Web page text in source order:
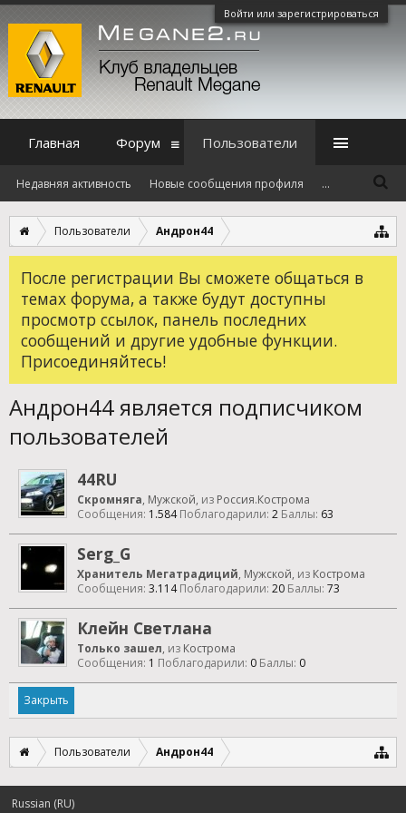
Войти или зарегистрироваться
Пользователи Андрон44
После регистрации Вы сможете общаться в
темах форума, а также будут доступны
просмотр ссылок, панель последних
сообщений и другие удобные функции.
Присоединяйтесь!
Андрон44 является подписчиком
пользователей
44RU
Скромняга, Мужской, из Россия.Кострома
Сообщения: 1.584 Поблагодарили: 2 Баллы: 63
Serg_G
Хранитель Мегатрадиций, Мужской, из Кострома
Сообщения: 3.114 Поблагодарили: 20 Баллы: 73
Клейн Светлана
Только зашел, из Кострома
Сообщения: 1 Поблагодарили: 0 Баллы: 0
Закрыть
Пользователи Андрон44
Главная Форум Пользователи
Недавняя активность Новые сообщения профиля ...
Russian (RU)